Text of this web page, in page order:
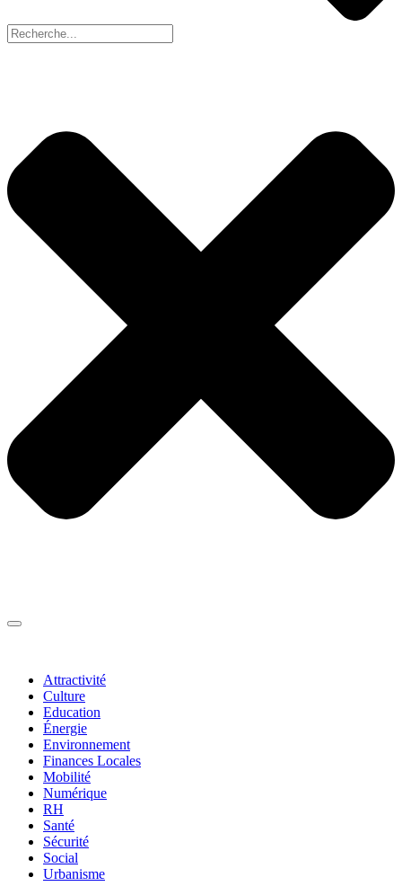
Attractivité
Culture
Education
Énergie
Environnement
Finances Locales
Mobilité
Numérique
RH
Santé
Sécurité
Social
Urbanisme